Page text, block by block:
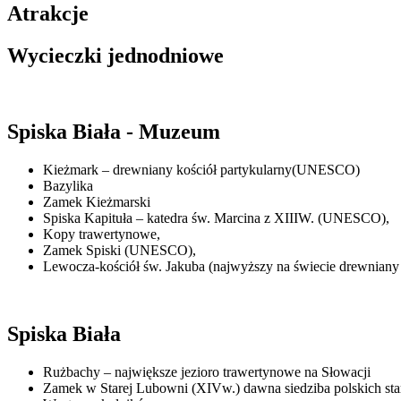
Atrakcje
Wycieczki jednodniowe
Spiska Biała - Muzeum
Kieżmark – drewniany kościół partykularny(UNESCO)
Bazylika
Zamek Kieżmarski
Spiska Kapituła – katedra św. Marcina z XIIIW. (UNESCO),
Kopy trawertynowe,
Zamek Spiski (UNESCO),
Lewocza-kościół św. Jakuba (najwyższy na świecie drewniany
Spiska Biała
Rużbachy – największe jezioro trawertynowe na Słowacji
Zamek w Starej Lubowni (XIVw.) dawna siedziba polskich